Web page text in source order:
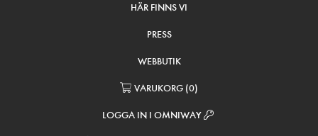
HÄR FINNS VI
PRESS
WEBBUTIK
VARUKORG (0)
LOGGA IN I OMNIWAY